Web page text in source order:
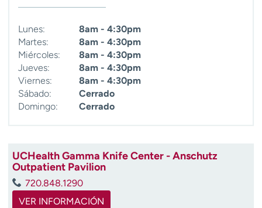
Lunes:
8am - 4:30pm
Martes:
8am - 4:30pm
Miércoles:
8am - 4:30pm
Jueves:
8am - 4:30pm
Viernes:
8am - 4:30pm
Sábado:
Cerrado
Domingo:
Cerrado
UCHealth Gamma Knife Center - Anschutz
Outpatient Pavilion
720.848.1290
VER INFORMACIÓN